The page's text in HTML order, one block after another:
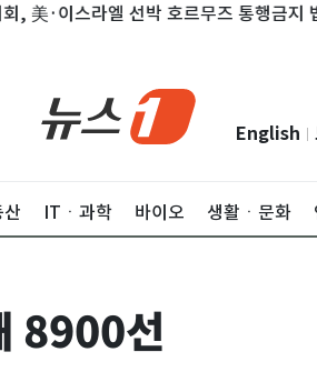
스라엘 선박 호르무즈 통행금지 법안 검
English
ITㆍ과학 바이오 생활ㆍ문화
8900선